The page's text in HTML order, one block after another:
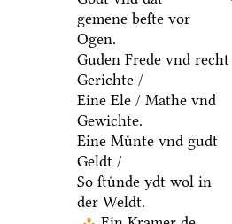
gemene beſte vor
Ogen.
Guden Frede vnd recht
Gerichte /
Eine Ele / Mathe vnd
Gewichte.
Eine Muͤnte vnd gudt
Geldt /
So ſtuͤnde ydt wol in
der Weldt.